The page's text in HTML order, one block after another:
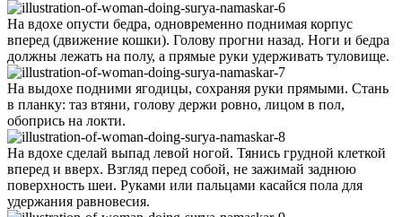
На вдохе опусти бедра, одновременно поднимая корпус
вперед (движение кошки). Голову прогни назад. Ноги и бедра
должны лежать на полу, а прямые руки удерживать туловище.
На выдохе подними ягодицы, сохраняя руки прямыми. Стань
в планку: таз втяни, голову держи ровно, лицом в пол,
обопрись на локти.
На вдохе сделай выпад левой ногой. Тянись грудной клеткой
вперед и вверх. Взгляд перед собой, не зажимай заднюю
поверхность шеи. Руками или пальцами касайся пола для
удержания равновесия.